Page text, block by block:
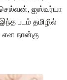
செல்வன், ஐஸ்வர்யா
இந்த படம் தமிழில்
என நான்கு